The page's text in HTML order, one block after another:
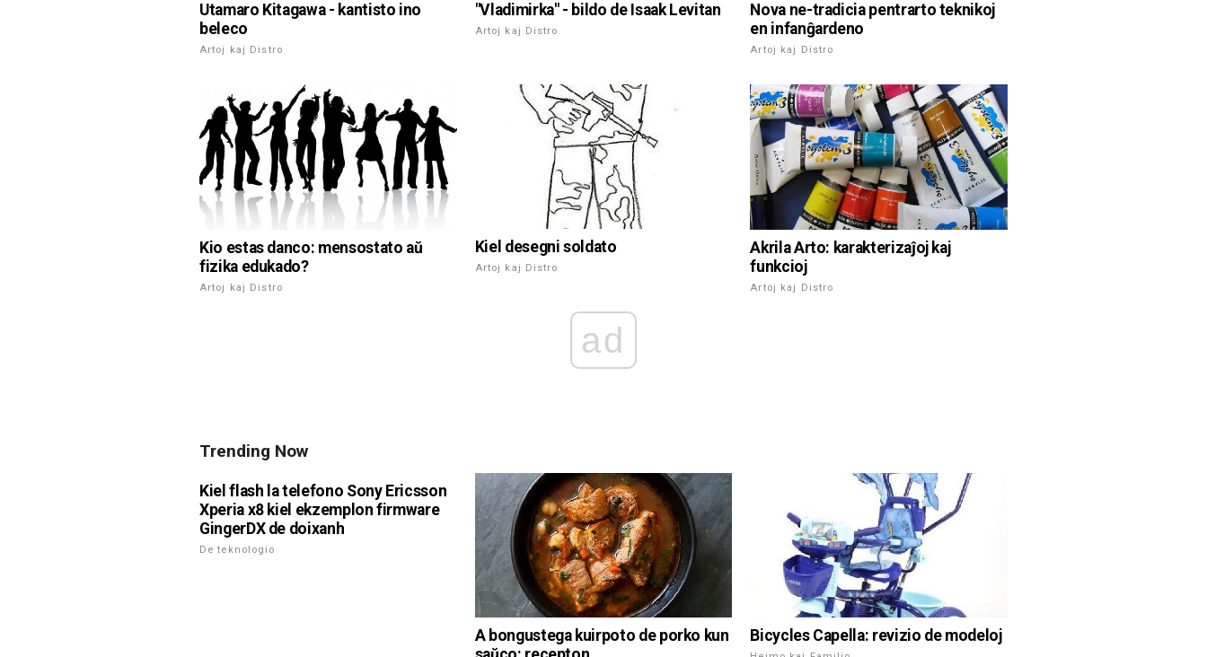
Utamaro Kitagawa - kantisto ino
beleco
Artoj kaj Distro
"Vladimirka" - bildo de Isaak Levitan
Artoj kaj Distro
Nova ne-tradicia pentrarto teknikoj
en infanĝardeno
Artoj kaj Distro
Kio estas danco: mensostato aŭ
fizika edukado?
Artoj kaj Distro
Kiel desegni soldato
Artoj kaj Distro
Akrila Arto: karakterizaĵoj kaj
funkcioj
Artoj kaj Distro
ad
Trending Now
Kiel flash la telefono Sony Ericsson
Xperia x8 kiel ekzemplon firmware
GingerDX de doixanh
De teknologio
A bongustega kuirpoto de porko kun
Bicycles Capella: revizio de modeloj